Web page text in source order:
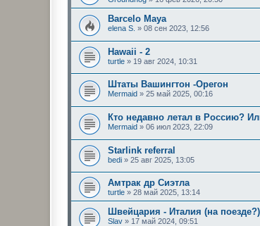
Barcelo Maya
elena S. » 08 сен 2023, 12:56
Hawaii - 2
turtle » 19 авг 2024, 10:31
Штаты Вашингтон -Орегон
Mermaid » 25 май 2025, 00:16
Кто недавно летал в Россию?
Mermaid » 06 июл 2023, 22:09
Starlink referral
bedi » 25 авг 2025, 13:05
Амтрак др Сиэтла
turtle » 28 май 2025, 13:14
Швейцария - Италия (на поезде?)
Slav » 17 май 2024, 09:51